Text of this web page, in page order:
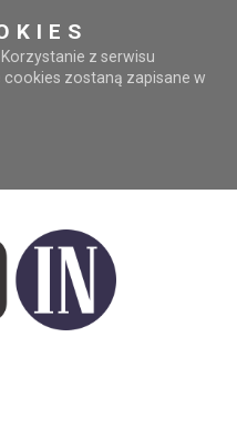
z serwisu
zostaną zapisane w